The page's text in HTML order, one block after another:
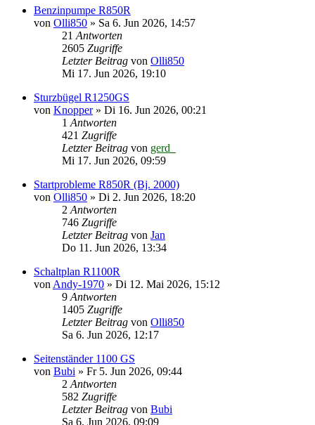
Benzinpumpe R850R
von Olli850 » Sa 6. Jun 2026, 14:57
21 Antworten
2605 Zugriffe
Letzter Beitrag von Olli850
Mi 17. Jun 2026, 19:10
Sturzbügel R1250GS
von Knopper» Di 16. Jun 2026, 00:21
1 Antworten
421 Zugriffe
Letzter Beitrag von gerd_
Mi 17. Jun 2026, 09:59
Startprobleme R850R (Bj. 2000)
von Olli850 » Di 2. Jun 2026, 18:20
2 Antworten
746 Zugriffe
Letzter Beitrag von Jan
Do 11. Jun 2026, 13:34
Schaltplan R1100R
von Andy-1970 » Di 12. Mai 2026, 15:12
9 Antworten
1405 Zugriffe
Letzter Beitrag von Olli850
Sa 6. Jun 2026, 12:17
Seitenständer 1100 GS
von Bubi » Fr 5. Jun 2026, 09:44
2 Antworten
582 Zugriffe
Letzter Beitrag von Bubi
Sa 6. Jun 2026, 09:09